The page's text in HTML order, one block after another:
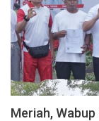
Meriah,